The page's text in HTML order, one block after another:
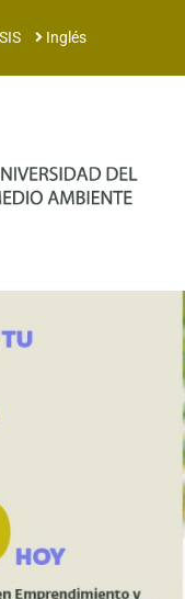
Inglés